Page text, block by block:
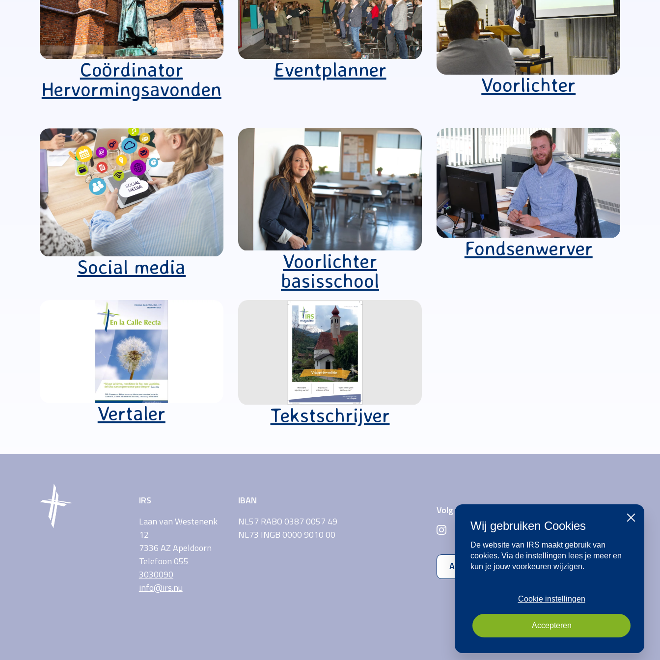
Coördinator
Hervormingsavonden
Eventplanner
Voorlichter
Social media
Voorlichter
basisschool
Fondsenwerver
Vertaler Tekstschrijver
IRS
Laan van Westenenk
12
7336 AZ Apeldoorn
Telefoon 055
3030090
info@irs.nu
IBAN
NL57 RABO 0387 0057 49
NL73 INGB 0000 9010 00
Volg ons op social media
Aanmelden voor de nieuwsbrief
Wij gebruiken Cookies
De website van IRS maakt gebruik van
cookies. Via de instellingen lees je meer en
kun je jouw voorkeuren wijzigen.
Sluiten
Cookie instellingen
Accepteren